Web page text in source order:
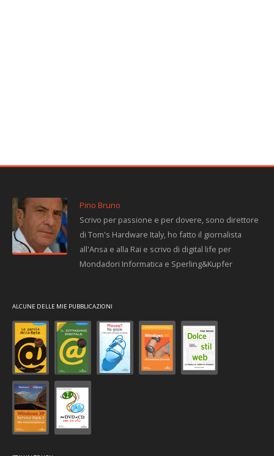
Pino Bruno
Scrivo per passione e per dovere, sono direttore
di Tom's Hardware Italy, ho fatto il giornalista
all'Ansa e alla Rai e scrivo di digital life per
Mondadori Informatica e Sperling&Kupfer
ALCUNE DELLE MIE PUBBLICAZIONI